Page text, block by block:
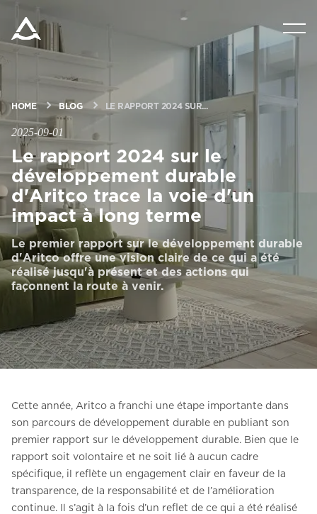
PRODUITS
OUTILS ET DOCUMENTS
BLOG ET NOUVELLES
À PROPOS D’ARITCO
PROFESSIONNEL
Commander un HomeKit numérique
Contactez-nous
Demander un devis
FAQ
Contactez-nous
HOME BLOG LE RAPPORT 2024 SUR...
2025-09-01
Le rapport 2024 sur le
développement durable
d'Aritco trace la voie d'un
impact à long terme
Le premier rapport sur le développement durable
d'Aritco offre une vision claire de ce qui a été
réalisé jusqu'à présent et des actions qui
façonnent la route à venir.
Cette année, Aritco a franchi une étape importante dans
son parcours de développement durable en publiant son
premier rapport sur le développement durable. Bien que le
rapport soit volontaire et ne soit lié à aucun cadre
spécifique, il reflète un engagement clair en faveur de la
transparence, de la responsabilité et de l’amélioration
continue. Il s’agit à la fois d’un reflet de ce qui a été réalisé